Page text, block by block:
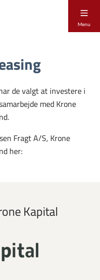
Menu
de valgt at investere i
med Krone
Fragt A/S, Krone
her:
Kapital